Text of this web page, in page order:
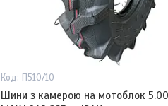
П510/10
Шини з камерою на мотоблок